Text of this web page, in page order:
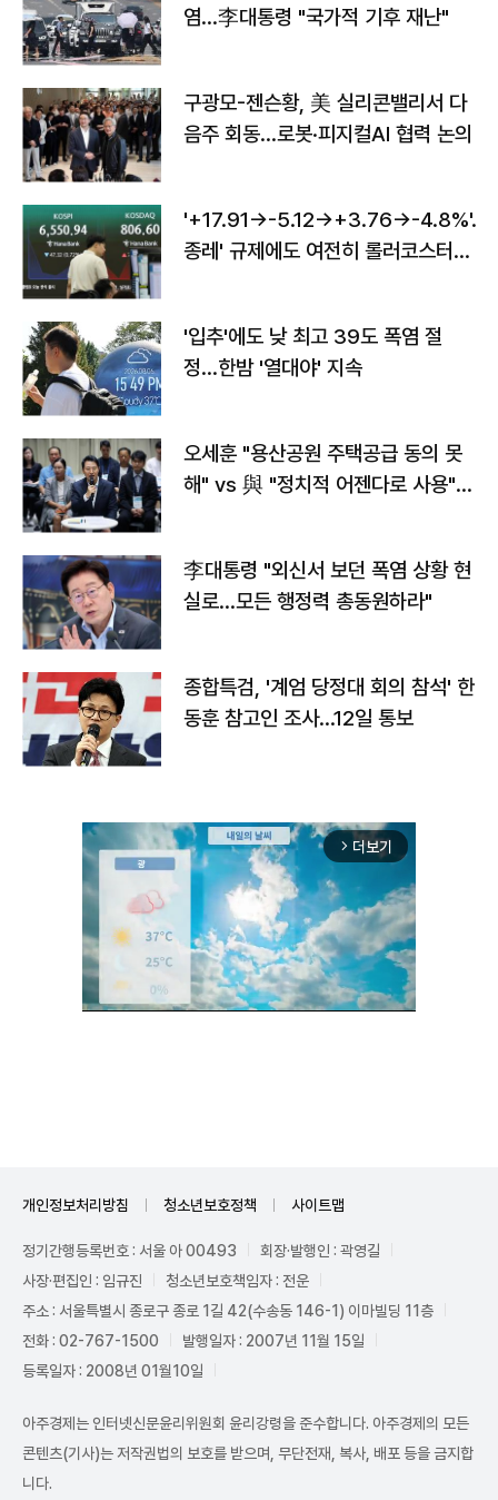
염…李대통령 "국가적 기후 재난"
구광모-젠슨황, 美 실리콘밸리서 다
음주 회동…로봇·피지컬AI 협력 논의
'+17.91→-5.12→+3.76→-4.8%'…'
종레' 규제에도 여전히 롤러코스터
'입추'에도 낮 최고 39도 폭염 절
정…한밤 '열대야' 지속
오세훈 "용산공원 주택공급 동의 못
해" vs 與 "정치적 어젠다로 사용"
李대통령 "외신서 보던 폭염 상황 현
실로…모든 행정력 총동원하라"
종합특검, '계엄 당정대 회의 참석' 한
동훈 참고인 조사...12일 통보
arrow_forward_ios 더보기
개인정보처리방침 청소년보호정책 사이트맵
정기간행등록번호 : 서울 아 00493
회장·발행인 : 곽영길
사장·편집인 : 임규진
청소년보호책임자 : 전운
주소 : 서울특별시 종로구 종로 1길 42(수송동 146-1) 이마빌딩 11층
전화 : 02-767-1500
발행일자 : 2007년 11월 15일
등록일자 : 2008년 01월10일
아주경제는 인터넷신문윤리위원회 윤리강령을 준수합니다. 아주경제의 모든
콘텐츠(기사)는 저작권법의 보호를 받으며, 무단전재, 복사, 배포 등을 금지합
니다.